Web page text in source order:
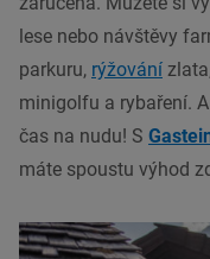
lese nebo návštěvy
parkuru, rýžování zlata
minigolfu a rybaření.
čas na nudu! S
máte spoustu výhod